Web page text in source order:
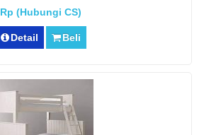
Rp (Hubungi CS)
Detail Beli